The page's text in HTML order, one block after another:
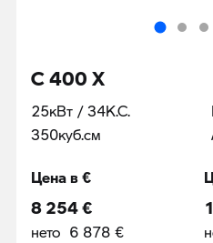
C 400 X
25кВт / 34К.С.
350куб.cм
Цена в €
8 254 €
нето 6 878 €